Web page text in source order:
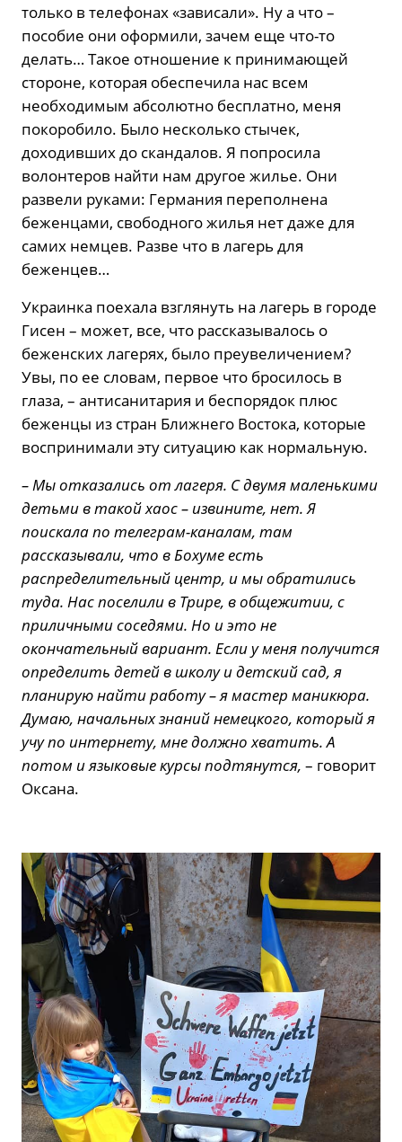
только в телефонах «зависали». Ну а что –
пособие они оформили, зачем еще что-то
делать… Такое отношение к принимающей
стороне, которая обеспечила нас всем
необходимым абсолютно бесплатно, меня
покоробило. Было несколько стычек,
доходивших до скандалов. Я попросила
волонтеров найти нам другое жилье. Они
развели руками: Германия переполнена
беженцами, свободного жилья нет даже для
самих немцев. Разве что в лагерь для
беженцев…
Украинка поехала взглянуть на лагерь в городе
Гисен – может, все, что рассказывалось о
беженских лагерях, было преувеличением?
Увы, по ее словам, первое что бросилось в
глаза, – антисанитария и беспорядок плюс
беженцы из стран Ближнего Востока, которые
воспринимали эту ситуацию как нормальную.
– Мы отказались от лагеря. С двумя маленькими
детьми в такой хаос – извините, нет. Я
поискала по телеграм-каналам, там
рассказывали, что в Бохуме есть
распределительный центр, и мы обратились
туда. Нас поселили в Трире, в общежитии, с
приличными соседями. Но и это не
окончательный вариант. Если у меня получится
определить детей в школу и детский сад, я
планирую найти работу – я мастер маникюра.
Думаю, начальных знаний немецкого, который я
учу по интернету, мне должно хватить. А
потом и языковые курсы подтянутся, – говорит
Оксана.